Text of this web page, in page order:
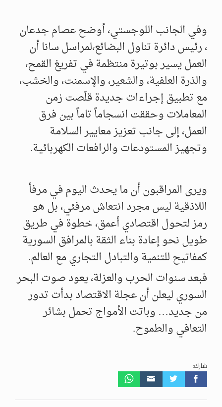
وفي الجانب اللوجستي، أوضح عصام جدعان
، رئيس دائرة تناول البضائع،لمراسل سانا أن
العمل يسير بوتيرة منتظمة في تفريغ القمح،
والذرة العلفية، والشعير، والإسمنت، والخشب،
مع تطبيق إجراءات جديدة قلّصت زمن
المعاملات وحققت انسجاماً تاماً بين فرق
العمل، إلى جانب تعزيز معايير السلامة
وتجهيز المستودعات والرافعات الكهربائية.
ويرى المراقبون أن ما يحدث اليوم في مرفأ
اللاذقية ليس مجرد انتعاش مرفئي، بل هو
رمز لتحول اقتصادي أعمق، خطوة في طريق
طويل نحو إعادة بناء الثقة بالمرافق السورية
كمفاتيح للتنمية والتبادل التجاري مع العالم.
فبعد سنوات الحرب والعزلة، يعود صوت البحر
السوري ليعلن أن عجلة الاقتصاد بدأت تدور
من جديد… وباتت الأمواج تحمل بشائر
التعافي والطموح.
شارك: